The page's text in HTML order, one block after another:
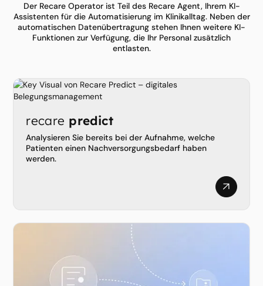
Der Recare Operator ist Teil des Recare Agent, Ihrem KI-
Assistenten für die Automatisierung im Klinikalltag. Neben der
automatischen Datenübertragung stehen Ihnen weitere KI-
Funktionen zur Verfügung, die Ihr Personal zusätzlich
entlasten.
recare predict
Analysieren Sie bereits bei der Aufnahme, welche
Patienten einen Nachversorgungsbedarf haben
werden.